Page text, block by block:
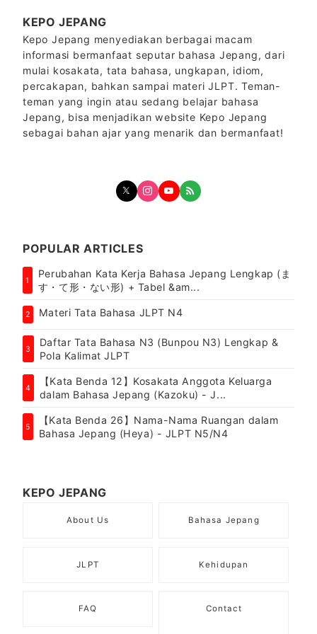
KEPO JEPANG
Kepo Jepang menyediakan berbagai macam
informasi bermanfaat seputar bahasa Jepang, dari
mulai kosakata, tata bahasa, ungkapan, idiom,
percakapan, bahkan sampai materi JLPT. Teman-
teman yang ingin atau sedang belajar bahasa
Jepang, bisa menjadikan website Kepo Jepang
sebagai bahan ajar yang menarik dan bermanfaat!
POPULAR ARTICLES
1
Perubahan Kata Kerja Bahasa Jepang Lengkap (ま
す・て形・ない形) + Tabel &am...
2 Materi Tata Bahasa JLPT N4
3
Daftar Tata Bahasa N3 (Bunpou N3) Lengkap &
Pola Kalimat JLPT
4
【Kata Benda 12】Kosakata Anggota Keluarga
dalam Bahasa Jepang (Kazoku) - J...
5
【Kata Benda 26】Nama-Nama Ruangan dalam
Bahasa Jepang (Heya) - JLPT N5/N4
KEPO JEPANG
About Us Bahasa Jepang
JLPT Kehidupan
FAQ Contact